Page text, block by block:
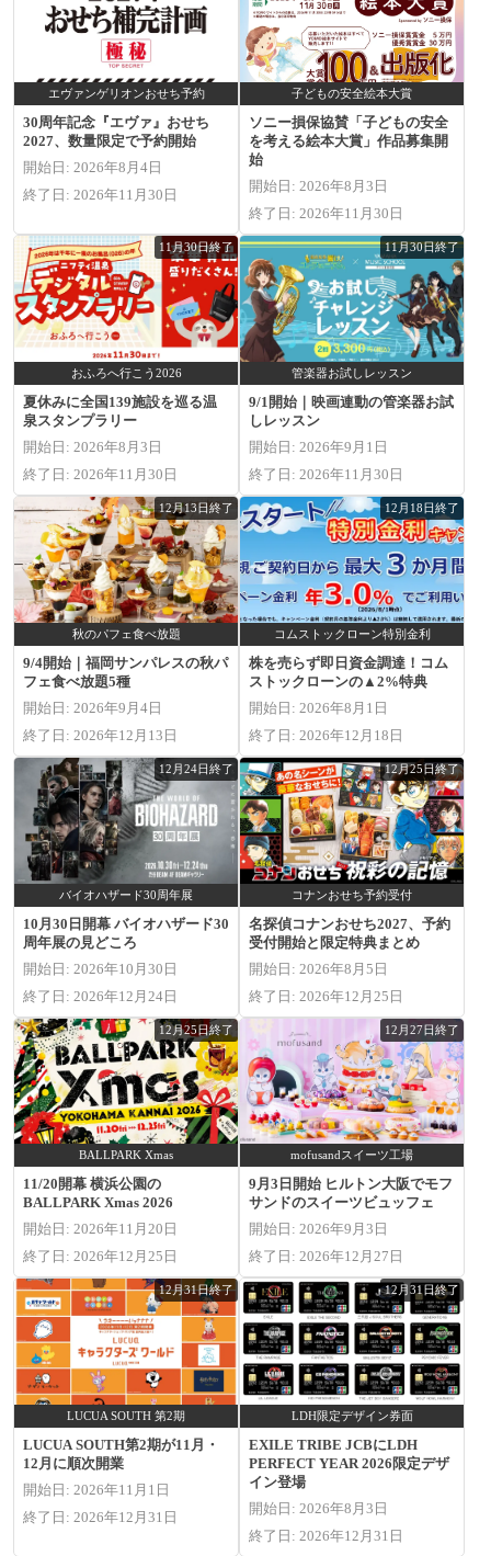
エヴァンゲリオンおせち予約
30周年記念『エヴァ』おせち
2027、数量限定で予約開始
開始日: 2026年8月4日
終了日: 2026年11月30日
子どもの安全絵本大賞
ソニー損保協賛「子どもの安全
を考える絵本大賞」作品募集開
始
開始日: 2026年8月3日
終了日: 2026年11月30日
11月30日終了
おふろへ行こう2026
夏休みに全国139施設を巡る温
泉スタンプラリー
開始日: 2026年8月3日
終了日: 2026年11月30日
11月30日終了
管楽器お試しレッスン
9/1開始｜映画連動の管楽器お試
しレッスン
開始日: 2026年9月1日
終了日: 2026年11月30日
12月13日終了
秋のパフェ食べ放題
9/4開始｜福岡サンパレスの秋パ
フェ食べ放題5種
開始日: 2026年9月4日
終了日: 2026年12月13日
12月18日終了
コムストックローン特別金利
株を売らず即日資金調達！コム
ストックローンの▲2%特典
開始日: 2026年8月1日
終了日: 2026年12月18日
12月24日終了
バイオハザード30周年展
10月30日開幕 バイオハザード30
周年展の見どころ
開始日: 2026年10月30日
終了日: 2026年12月24日
12月25日終了
コナンおせち予約受付
名探偵コナンおせち2027、予約
受付開始と限定特典まとめ
開始日: 2026年8月5日
終了日: 2026年12月25日
12月25日終了
BALLPARK Xmas
11/20開幕 横浜公園の
BALLPARK Xmas 2026
開始日: 2026年11月20日
終了日: 2026年12月25日
12月27日終了
mofusandスイーツ工場
9月3日開始 ヒルトン大阪でモフ
サンドのスイーツビュッフェ
開始日: 2026年9月3日
終了日: 2026年12月27日
12月31日終了
LUCUA SOUTH 第2期
LUCUA SOUTH第2期が11月・
12月に順次開業
開始日: 2026年11月1日
終了日: 2026年12月31日
12月31日終了
LDH限定デザイン券面
EXILE TRIBE JCBにLDH
PERFECT YEAR 2026限定デザ
イン登場
開始日: 2026年8月3日
終了日: 2026年12月31日